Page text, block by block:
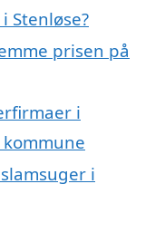
Stenløse?
prisen på
i
i